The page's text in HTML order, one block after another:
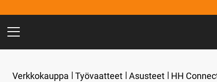
Verkkokauppa Työvaatteet Asusteet HH